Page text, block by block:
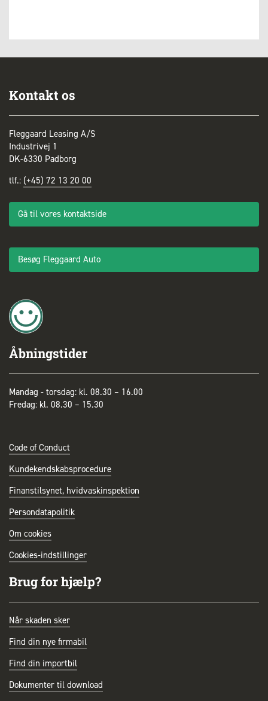
Kontakt os
Fleggaard Leasing A/S
Industrivej 1
DK-6330 Padborg
tlf.: (+45) 72 13 20 00
Gå til vores kontaktside
Besøg Fleggaard Auto
Åbningstider
Mandag - torsdag: kl. 08.30 – 16.00
Fredag: kl. 08.30 – 15.30
Code of Conduct
Kundekendskabsprocedure
Finanstilsynet, hvidvaskinspektion
Persondatapolitik
Om cookies
Cookies-indstillinger
Brug for hjælp?
Når skaden sker
Find din nye firmabil
Find din importbil
Dokumenter til download